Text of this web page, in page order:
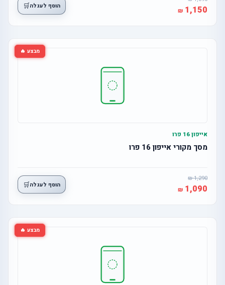
1,150 הוסף לעגלה🛒
מבצע 🔥
אייפון 16 פרו
מסך מקורי אייפון 16 פרו
1,290
1,090 הוסף לעגלה🛒
מבצע 🔥